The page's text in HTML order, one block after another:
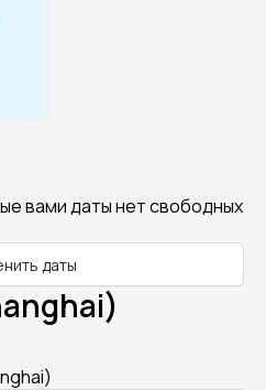
вами даты нет свободных
даты